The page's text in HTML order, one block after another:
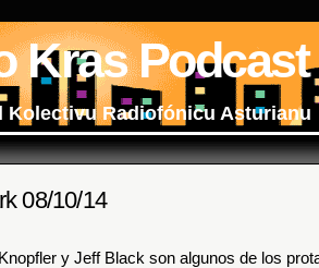
Kras Podcast
Kolectivu Radiofónicu Asturianu
08/10/14
y Jeff Black son algunos de los